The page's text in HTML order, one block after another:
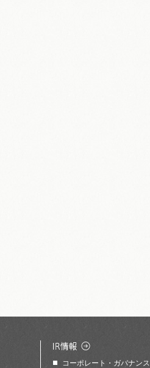
コーポレート・ガバナンス